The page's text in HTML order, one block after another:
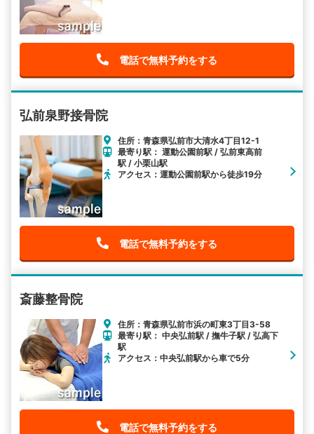
電話で無料予約をする
弘前泉野接骨院
住所：青森県弘前市大清水4丁目12-1
最寄り駅： 運動公園前駅 / 弘前東高前
駅 / 小栗山駅
アクセス：運動公園前駅から徒歩19分
電話で無料予約をする
斎藤整骨院
住所：青森県弘前市浜の町東3丁目3-58
最寄り駅： 中央弘前駅 / 撫牛子駅 / 弘高下
駅
アクセス：中央弘前駅から車で5分
電話で無料予約をする